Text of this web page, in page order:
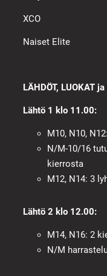
XCO
Naiset Elite
LÄHDÖT, LUOKAT
Lähtö 1 klo 11.00:
M10, N10,
N/M-10/16
kierrosta
M12, N14: 3
Lähtö 2 klo 12.00:
M14, N16: 2
N/M